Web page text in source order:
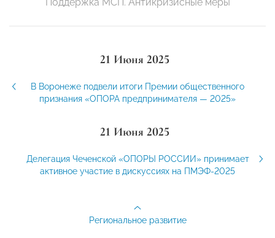
21 Июня 2025
В Воронеже подвели итоги Премии общественного
признания «ОПОРА предпринимателя — 2025»
21 Июня 2025
Делегация Чеченской «ОПОРЫ РОССИИ» принимает
активное участие в дискуссиях на ПМЭФ-2025
Региональное развитие